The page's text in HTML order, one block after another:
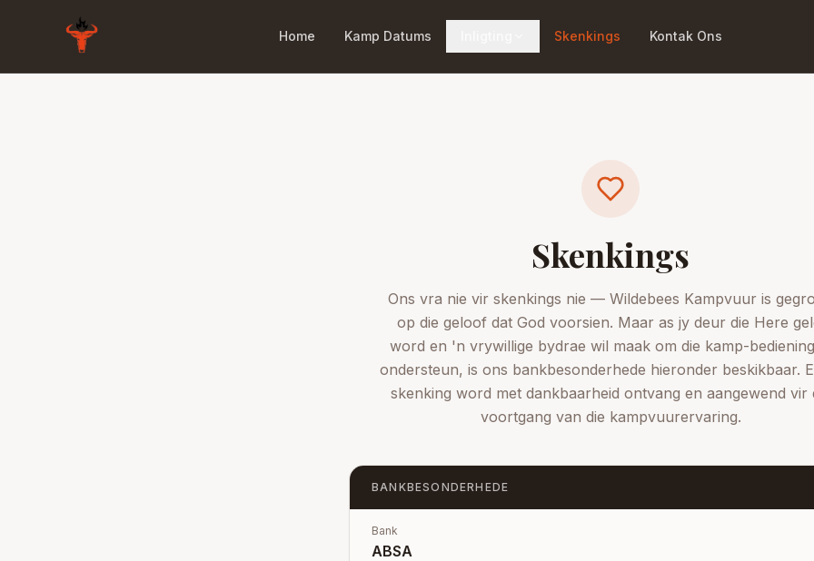
Home Kamp Datums Skenkings Kontak Ons
Skenkings
Ons vra nie vir skenkings nie — Wildebees Kampvuur is
op die geloof dat God voorsien. Maar as jy deur die Here
word en 'n vrywillige bydrae wil maak om die kamp-
ondersteun, is ons bankbesonderhede hieronder beskikbaar.
skenking word met dankbaarheid ontvang en aangewend vir
voortgang van die kampvuurervaring.
BANKBESONDERHEDE
Bank
ABSA